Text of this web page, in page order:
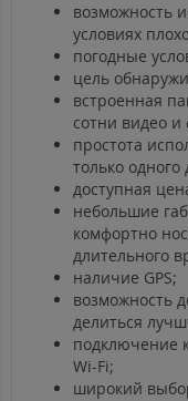
возможность
условиях
погодные
цель
встроенная
сотни видео и
простота
только одного
доступная
небольшие
комфортно
длительного
наличие GPS;
возможность
делиться
подключение
Wi-Fi;
широкий